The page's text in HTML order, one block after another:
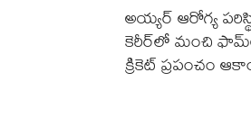
అయ్యర్ ఆరోగ్య
కెరీర్‌లో మంచి
క్రికెట్ ప్రపంచం